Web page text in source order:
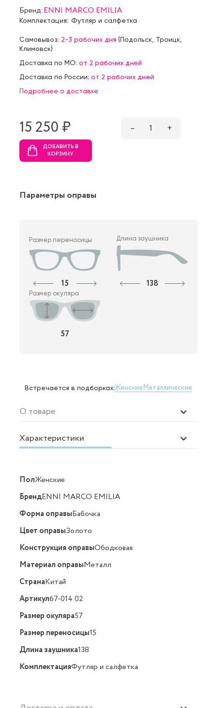
Бренд:ENNI MARCO EMILIA
Комплектация: Футляр и салфетка
Самовывоз: 2-3 рабочих дня (Подольск Троицк
Климовск)
Доставка по МО: от 2 рабочих дней
Доставка по России: от 2 рабочих дней
Подробнее о доставке
15 250 ₷ – 1 +
ДОБАВИТЬ В
КОРЗИНУ
Параметры оправы
Размер переносицы
15
Длина заушника
138
Размер окуляра
57
Встречается в подборках:ЖенскиеМеталлические
О товаре
Характеристики
ПолЖенские
БрендENNI MARCO EMILIA
Форма оправыБабочка
Цвет оправыЗолото
Конструкция оправыОбодковая
Материал оправыМеталл
СтранаКитай
Артикул67-014 02
Размер окуляра57
Размер переносицы15
Длина заушника138
КомплектацияФутляр и салфетка